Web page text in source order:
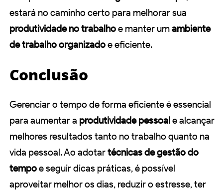
estará no caminho certo para melhorar sua
produtividade no trabalhoe manter umambiente
de trabalho organizadoe eficiente.
Conclusão
Gerenciar o tempo de forma eficiente é essencial
para aumentar a produtividade pessoale alcançar
melhores resultados tanto no trabalho quanto na
vida pessoal. Ao adotartécnicas de gestão do
tempoe seguir dicas práticas, é possível
aproveitar melhor os dias, reduzir o estresse, ter